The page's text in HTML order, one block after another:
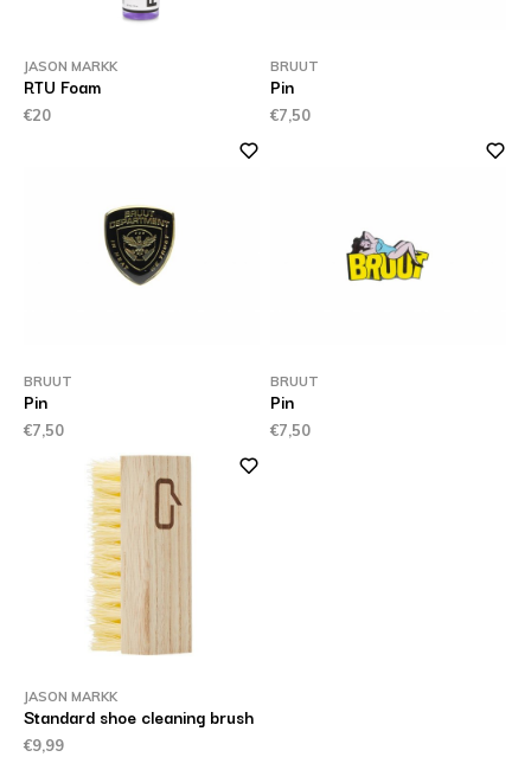
JASON MARKK
RTU Foam
€20
BRUUT
Pin
€7,50
BRUUT
Pin
€7,50
BRUUT
Pin
€7,50
JASON MARKK
Standard shoe cleaning brush
€9,99